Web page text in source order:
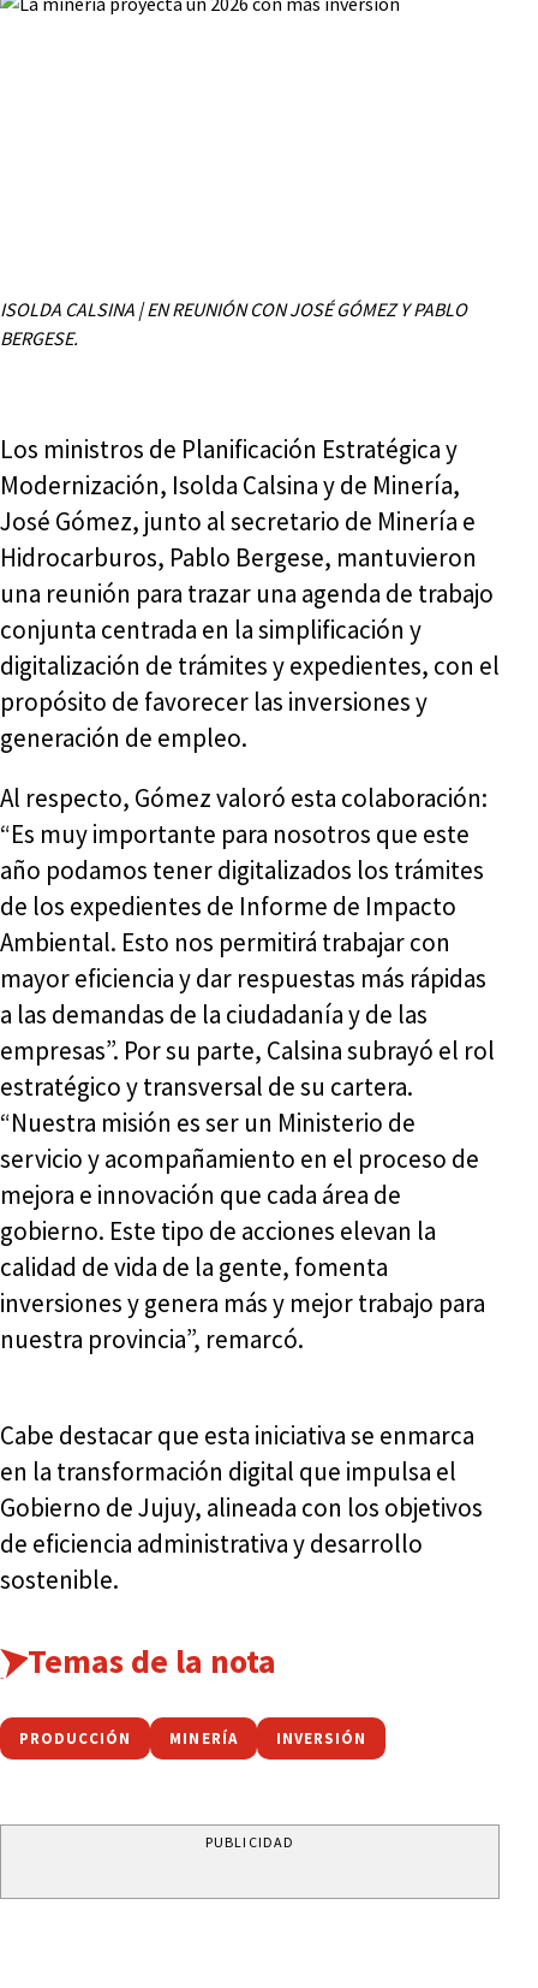
ISOLDA CALSINA | EN REUNIÓN CON JOSÉ GÓMEZ Y PABLO
BERGESE.
Los ministros de Planificación Estratégica y
Modernización, Isolda Calsina y de Minería,
José Gómez, junto al secretario de Minería e
Hidrocarburos, Pablo Bergese, mantuvieron
una reunión para trazar una agenda de trabajo
conjunta centrada en la simplificación y
digitalización de trámites y expedientes, con el
propósito de favorecer las inversiones y
generación de empleo.
Al respecto, Gómez valoró esta colaboración:
“Es muy importante para nosotros que este
año podamos tener digitalizados los trámites
de los expedientes de Informe de Impacto
Ambiental. Esto nos permitirá trabajar con
mayor eficiencia y dar respuestas más rápidas
a las demandas de la ciudadanía y de las
empresas”. Por su parte, Calsina subrayó el rol
estratégico y transversal de su cartera.
“Nuestra misión es ser un Ministerio de
servicio y acompañamiento en el proceso de
mejora e innovación que cada área de
gobierno. Este tipo de acciones elevan la
calidad de vida de la gente, fomenta
inversiones y genera más y mejor trabajo para
nuestra provincia”, remarcó.
Cabe destacar que esta iniciativa se enmarca
en la transformación digital que impulsa el
Gobierno de Jujuy, alineada con los objetivos
de eficiencia administrativa y desarrollo
sostenible.
Temas de la nota
PRODUCCIÓN MINERÍA INVERSIÓN
PUBLICIDAD